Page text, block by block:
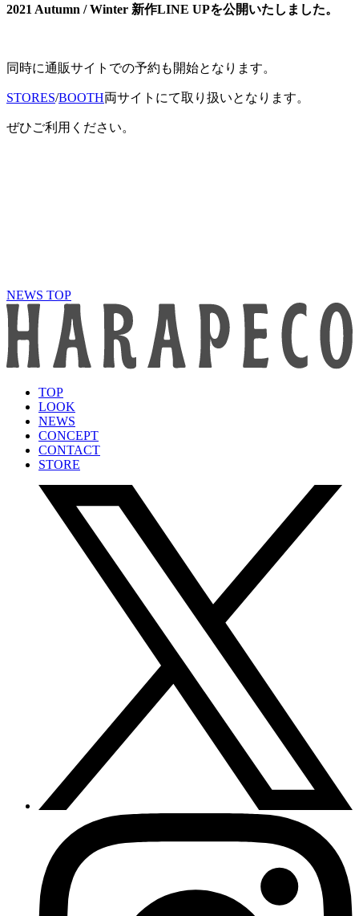
2021 Autumn / Winter 新作LINE UPを公開いたしました。
同時に通販サイトでの予約も開始となります。
STORES/BOOTH両サイトにて取り扱いとなります。
ぜひご利用ください。
NEWS TOP
TOP
LOOK
NEWS
CONCEPT
CONTACT
STORE